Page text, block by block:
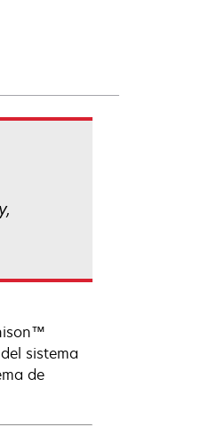
sistema
de